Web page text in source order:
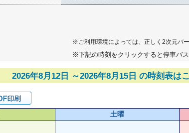
※ご利用環境によっては、正しく2次元バ
※下記の時刻をクリックすると停車バ
2026年8月12日 ～2026年8月15日 の時刻表は
土曜